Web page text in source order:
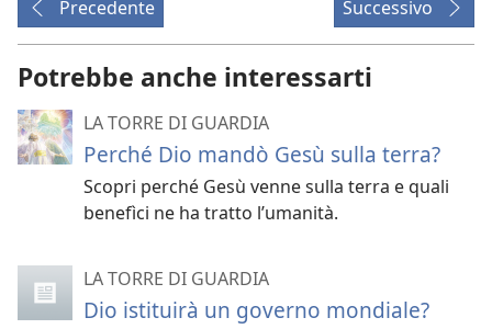
Precedente Successivo
Potrebbe anche interessarti
LA TORRE DI GUARDIA
Perché Dio mandò Gesù sulla terra?
Scopri perché Gesù venne sulla terra e quali
benefìci ne ha tratto l’umanità.
LA TORRE DI GUARDIA
Dio istituirà un governo mondiale?